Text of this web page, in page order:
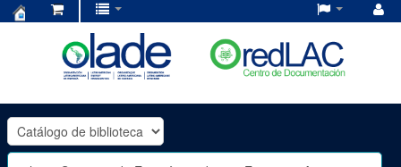
OLADE
-